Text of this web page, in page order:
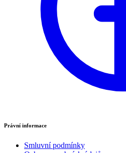
Právní informace
Smluvní podmínky